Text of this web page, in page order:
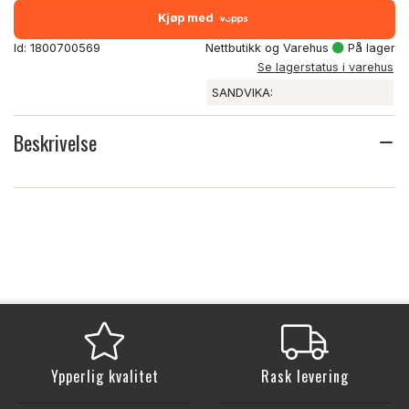
Kjøp med
Id: 1800700569 Nettbutikk og Varehus
På lager
Se lagerstatus i varehus
SANDVIKA:
Beskrivelse
Ypperlig kvalitet Rask levering